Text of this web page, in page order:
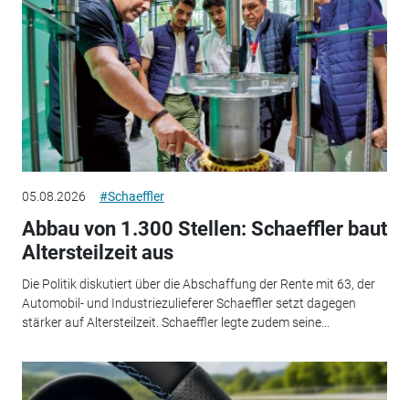
05.08.2026 #Schaeffler
Abbau von 1.300 Stellen: Schaeffler baut
Altersteilzeit aus
Die Politik diskutiert über die Abschaffung der Rente mit 63, der
Automobil- und Industriezulieferer Schaeffler setzt dagegen
stärker auf Altersteilzeit. Schaeffler legte zudem seine...